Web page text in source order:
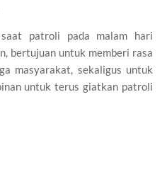
patroli pada malam hari
bertujuan untuk memberi rasa
masyarakat, sekaligus untuk
untuk terus giatkan patroli